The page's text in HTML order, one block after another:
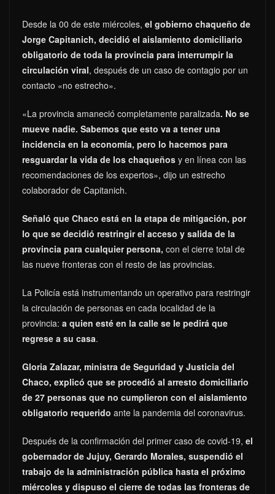
Desde la 00 de este miércoles, el gobierno chaqueño de
Jorge Capitanich, decidió el aislamiento domiciliario
obligatorio de toda la provincia para interrumpir la
circulación viral, después de un caso de contagio por un
contacto «no estrecho».
«La provincia amaneció completamente paralizada. No se
mueve nadie. Sabemos que esto va a tener una
incidencia en la economía, pero lo hacemos para
resguardar la vida de los chaqueños y en línea con las
recomendaciones de los expertos», dijo un estrecho
colaborador de Capitanich.
Señaló que Chaco está en la etapa de mitigación, por
lo que se decidió restringir el acceso y salida de la
provincia para cualquier persona, con el cierre total de
las nueve fronteras con el resto de las provincias.
La Policía está instrumentando un operativo para restringir
la circulación de personas en cada localidad de la
provincia: a quien esté en la calle se le pedirá que
regrese a su casa.
Gloria Zalazar, ministra de Seguridad y Justicia del
Chaco, explicó que se procedió al arresto domiciliario
de 27 personas que no cumplieron con el aislamiento
obligatorio requerido ante la pandemia del coronavirus.
Después de la confirmación del primer caso de covid-19, el
gobernador de Jujuy, Gerardo Morales, suspendió el
trabajo de la administración pública hasta el próximo
miércoles y dispuso el cierre de todas las fronteras de